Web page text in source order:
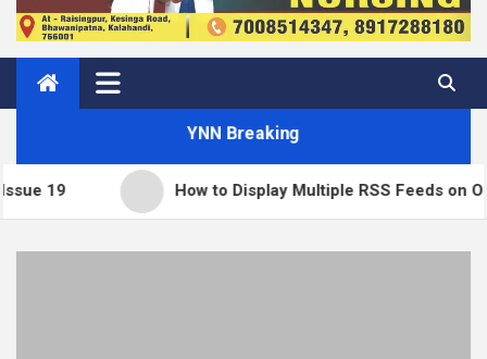
YNN Breaking
How to Display Multiple RSS Feeds on One Page in